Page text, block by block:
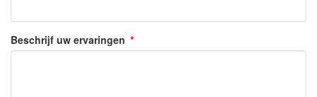
Beschrijf uw ervaringen